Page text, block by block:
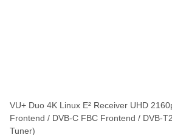
VU+ Duo 4K Linux E² Receiver UHD
Frontend / DVB-C FBC Frontend / DVB-
Tuner)